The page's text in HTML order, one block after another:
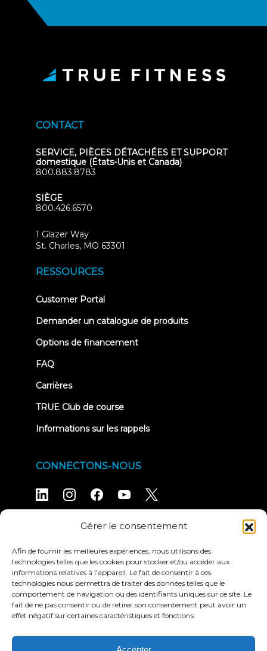
Gérer le consentement
Afin de fournir les meilleures expériences, nous utilisons des
technologies telles que les cookies pour stocker et/ou accéder aux
informations relatives à l'appareil. Le fait de consentir à ces
technologies nous permettra de traiter des données telles que le
comportement de navigation ou des identifiants uniques sur ce site. Le
fait de ne pas consentir ou de retirer son consentement peut avoir un
effet négatif sur certaines caractéristiques et fonctions.
CONTACT
SERVICE, PIÈCES DÉTACHÉES ET SUPPORT
domestique (États-Unis et Canada)
800.883.8783
SIÈGE
800.426.6570
1 Glazer Way
St. Charles, MO 63301
RESSOURCES
Customer Portal(opens
new
Demander un catalogue de produits
Options de financement
FAQ
Carrières
TRUE Club de course
Informations sur les rappels
CONNECTONS-NOUS
© 2026 True Fitness. All Rights Reserved
confidentialité
d'utilisation
Déclaration d'accessibilité